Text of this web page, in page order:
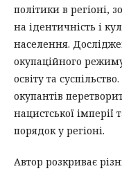
політики в регіоні,
на ідентичність і
населення.
окупаційного
освіту та
окупантів
нацистської
порядок у регіоні.
Автор розкриває